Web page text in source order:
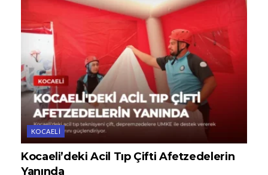
KOCAELI
Kocaeli’deki Acil Tıp Çifti Afetzedelerin
Yanında